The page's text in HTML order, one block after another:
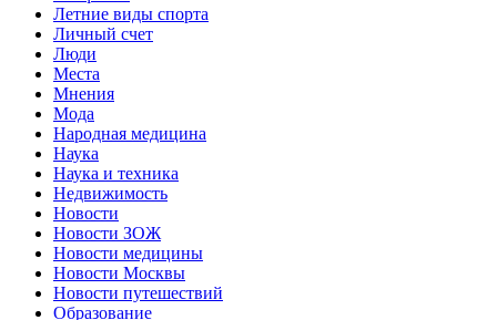
Летние виды спорта
Личный счет
Люди
Места
Мнения
Мода
Народная медицина
Наука
Наука и техника
Недвижимость
Новости
Новости ЗОЖ
Новости медицины
Новости Москвы
Новости путешествий
Образование